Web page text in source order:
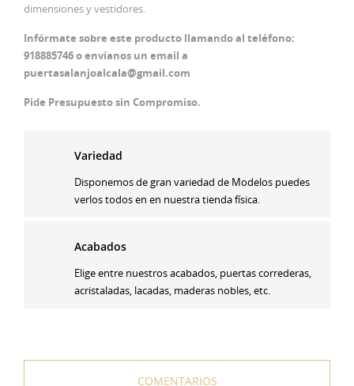
dimensiones y vestidores.
Infórmate sobre este producto llamando al teléfono:
918885746 o envíanos un email a
puertasalanjoalcala@gmail.com
Pide Presupuesto sin Compromiso.
Variedad
Disponemos de gran variedad de Modelos puedes
verlos todos en en nuestra tienda física.
Acabados
Elige entre nuestros acabados, puertas correderas,
acristaladas, lacadas, maderas nobles, etc.
COMENTARIOS